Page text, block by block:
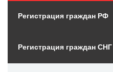
Регистрация граждан РФ
Регистрация граждан СНГ